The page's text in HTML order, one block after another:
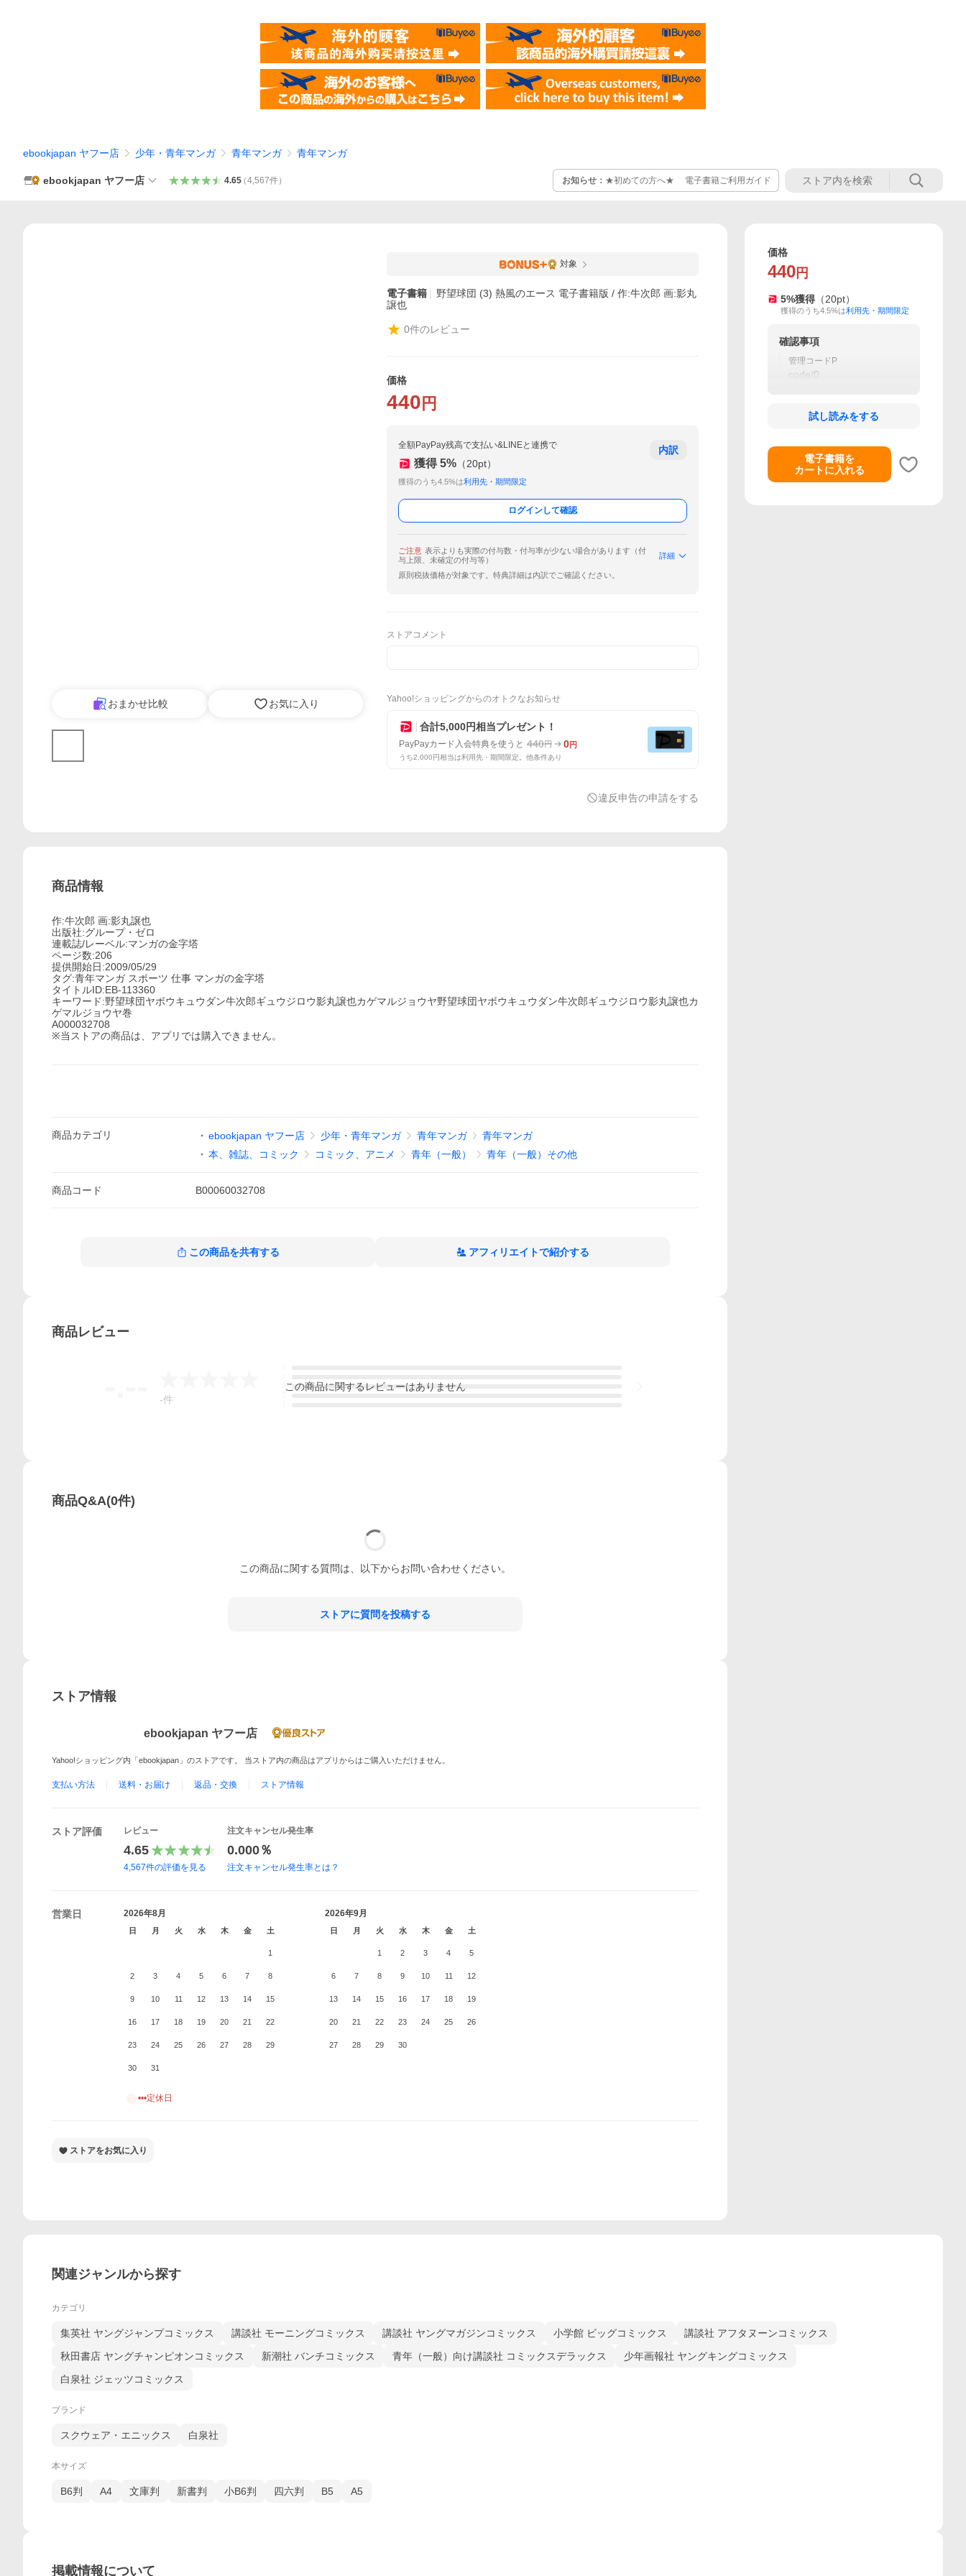
ebookjapan ヤフー店 少年・青年マンガ 青年マンガ 青年マンガ
ebookjapan ヤフー店 4.65（4,567件） お知らせ： ★初めての方へ★ 電子書籍ご利用ガイド
おまかせ比較 お気に入り
対象
電子書籍
野望球団 (3) 熱風のエース 電子書籍版 / 作:牛次郎 画:影丸
譲也
0件のレビュー
価格
440 円
全額PayPay残高で支払い&LINEと連携で
獲得 5% （20pt）
獲得のうち4.5%は利用先・期間限定
内訳
ログインして確認
ご注意 表示よりも実際の付与数・付与率が少ない場合があります（付
与上限、未確定の付与等）
詳細
原則税抜価格が対象です。特典詳細は内訳でご確認ください。
ストアコメント
Yahoo!ショッピングからのオトクなお知らせ
合計5,000円相当プレゼント！
PayPayカード入会特典を使うと 440円 0円
うち2,000円相当は利用先・期間限定。他条件あり
違反申告の申請をする
商品情報
作:牛次郎 画:影丸譲也
出版社:グループ・ゼロ
連載誌/レーベル:マンガの金字塔
ページ数:206
提供開始日:2009/05/29
タグ:青年マンガ スポーツ 仕事 マンガの金字塔
タイトルID:EB-113360
キーワード:野望球団ヤボウキュウダン牛次郎ギュウジロウ影丸譲也カゲマルジョウヤ野望球団ヤボウキュウダン牛次郎ギュウジロウ影丸譲也カ
ゲマルジョウヤ巻
A000032708
※当ストアの商品は、アプリでは購入できません。
商品カテゴリ ebookjapan ヤフー店 少年・青年マンガ 青年マンガ
青年マンガ
本、雑誌、コミック
コミック、アニメ 青年（一般） 青年（一般）その他
商品コード B00060032708
この商品を共有する アフィリエイトで紹介する
商品レビュー
-件
この商品に関するレビューはありません
商品Q&A(0件)
この商品に関する質問は、以下からお問い合わせください。
ストアに質問を投稿する
ストア情報
ebookjapan ヤフー店
Yahoo!ショッピング内「ebookjapan」のストアです。 当ストア内の商品はアプリからはご購入いただけません。
支払い方法 送料・お届け 返品・交換 ストア情報
ストア評価 レビュー
4.65
4,567件の評価を見る
注文キャンセル発生率
0.000％
注文キャンセル発生率とは？
営業日 2026年8月
日 月 火 水 木 金 土
1
2 3 4 5 6 7 8
9 10 11 12 13 14 15
16 17 18 19 20 21 22
23 24 25 26 27 28 29
30 31
2026年9月
日 月 火 水 木 金 土
1 2 3 4 5
6 7 8 9 10 11 12
13 14 15 16 17 18 19
20 21 22 23 24 25 26
27 28 29 30
•••定休日
ストアをお気に入り
価格
440 円
5%獲得 （20pt）
獲得のうち4.5%は利用先・期間限定
確認事項
管理コードP
code/0
試し読みをする
電子書籍を
カートに入れる
関連ジャンルから探す
カテゴリ
集英社 ヤングジャンプコミックス 講談社 モーニングコミックス 講談社 ヤングマガジンコミックス 小学館 ビッグコミックス
講談社 アフタヌーンコミックス
秋田書店 ヤングチャンピオンコミックス
新潮社 バンチコミックス 青年（一般）向け講談社 コミックスデラックス
少年画報社 ヤングキングコミックス
白泉社 ジェッツコミックス
ブランド
スクウェア・エニックス 白泉社
本サイズ
B6判 A4 文庫判 新書判 小B6判 四六判 B5 A5
掲載情報について